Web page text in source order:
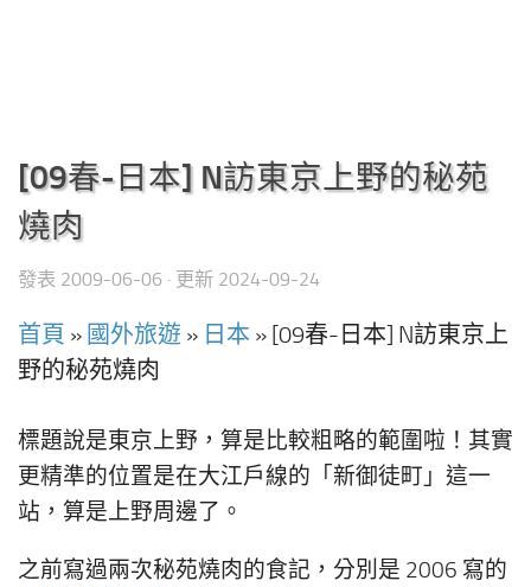
[09春-日本] N訪東京上野的秘苑
燒肉
發表 2009-06-06 · 更新 2024-09-24
首頁 » 國外旅遊 » 日本 » [09春-日本] N訪東京上
野的秘苑燒肉
標題說是東京上野，算是比較粗略的範圍啦！其實
更精準的位置是在大江戶線的「新御徒町」這一
站，算是上野周邊了。
之前寫過兩次秘苑燒肉的食記，分別是 2006 寫的